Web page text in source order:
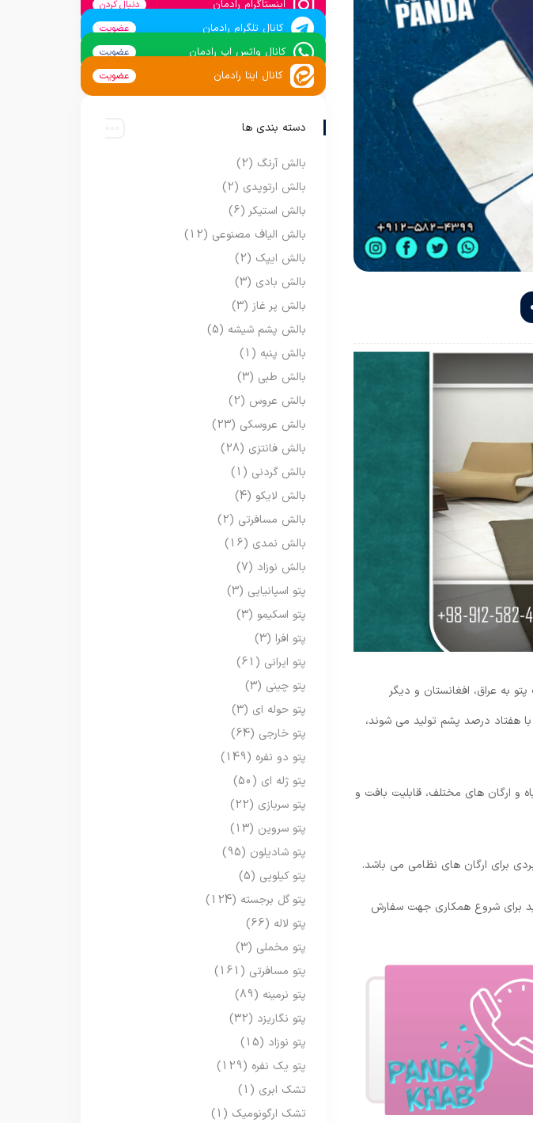
به عراق، افغانستان و دیگر
هفتاد درصد پشم تولید می شوند،
و ارگان های مختلف، قابلیت بافت و
برای ارگان های نظامی می باشد.
برای شروع همکاری جهت سفارش
اینستاگرام رادمان دنبال کردن
کانال تلگرام رادمان عضویت
کانال واتس اپ رادمان عضویت
کانال ایتا رادمان عضویت
دسته بندی ها
بالش آرنگ (2)
بالش ارتوپدی (2)
بالش استیکر (6)
بالش الیاف مصنوعی (12)
بالش ایپک (2)
بالش بادی (3)
بالش پر غاز (3)
بالش پشم شیشه (5)
بالش پنبه (1)
بالش طبی (3)
بالش عروس (2)
بالش عروسکی (23)
بالش فانتزی (28)
بالش گردنی (1)
بالش لایکو (4)
بالش مسافرتی (2)
بالش نمدی (16)
بالش نوزاد (7)
پتو اسپانیایی (3)
پتو اسکیمو (3)
پتو افرا (3)
پتو ایرانی (61)
پتو چینی (3)
پتو حوله ای (3)
پتو خارجی (64)
پتو دو نفره (149)
پتو ژله ای (50)
پتو سربازی (22)
پتو سروین (13)
پتو شادیلون (95)
پتو کیلویی (5)
پتو گل برجسته (124)
پتو لاله (66)
پتو مخملی (3)
پتو مسافرتی (161)
پتو نرمینه (89)
پتو نگاریزد (32)
پتو نوزاد (15)
پتو یک نفره (129)
تشک ابری (1)
تشک ارگونومیک (1)